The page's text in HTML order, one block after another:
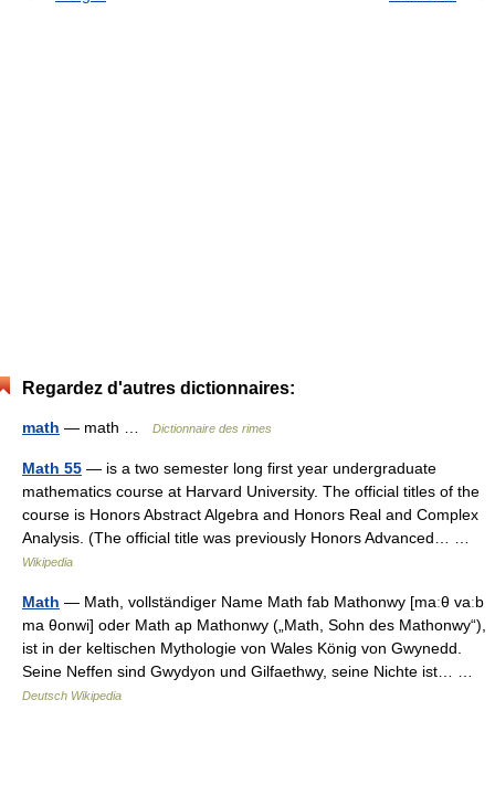
Regardez d'autres dictionnaires:
math — math … Dictionnaire des rimes
Math 55 — is a two semester long first year undergraduate
mathematics course at Harvard University. The official titles of the
course is Honors Abstract Algebra and Honors Real and Complex
Analysis. (The official title was previously Honors Advanced… …
Wikipedia
Math — Math, vollständiger Name Math fab Mathonwy [maːθ vaːb
ma θonwi] oder Math ap Mathonwy („Math, Sohn des Mathonwy“),
ist in der keltischen Mythologie von Wales König von Gwynedd.
Seine Neffen sind Gwydyon und Gilfaethwy, seine Nichte ist… …
Deutsch Wikipedia